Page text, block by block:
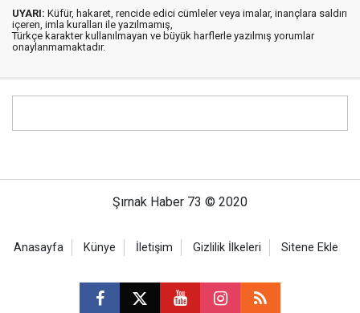
UYARI: Küfür, hakaret, rencide edici cümleler veya imalar, inançlara saldırı
içeren, imla kuralları ile yazılmamış,
Türkçe karakter kullanılmayan ve büyük harflerle yazılmış yorumlar
onaylanmamaktadır.
Şırnak Haber 73 © 2020
Anasayfa Künye İletişim Gizlilik İlkeleri Sitene Ekle